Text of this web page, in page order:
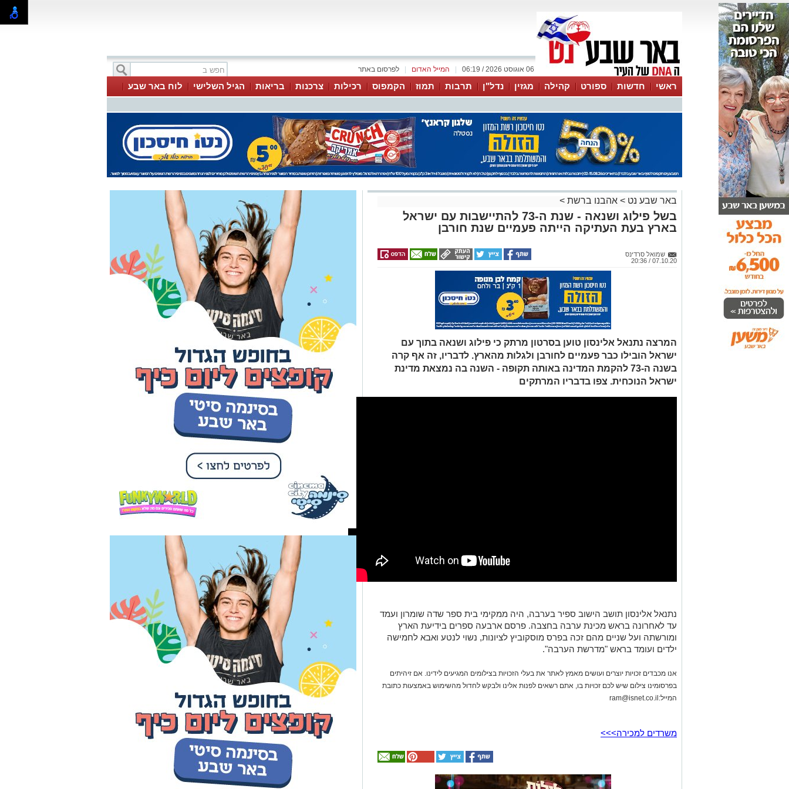
לפרסום באתר המייל האדום 06 אוגוסט 2026 / 06:19
ראשי חדשות ספורט קהילה מגזין נדל"ן תרבות תמוז הקמפוס רכילות צרכנות בריאות הגיל השלישי
לוח באר שבע
באר שבע נט > אהבנו ברשת >
בשל פילוג ושנאה - שנת ה-73 להתיישבות עם ישראל
בארץ בעת העתיקה הייתה פעמיים שנת חורבן
שמואל סרדינס
07.10.20 / 20:36
המרצה נתנאל אלינסון טוען בסרטון מרתק כי פילוג ושנאה בתוך עם
ישראל הובילו כבר פעמיים לחורבן ולגלות מהארץ. לדבריו, זה אף קרה
בשנה ה-73 להקמת המדינה באותה תקופה - השנה בה נמצאת מדינת
ישראל הנוכחית. צפו בדבריו המרתקים
נתנאל אלינסון תושב הישוב ספיר בערבה, היה ממקימי בית ספר שדה שומרון ועמד
עד לאחרונה בראש מכינת ערבה בחצבה. פרסם ארבעה ספרים בידיעת הארץ
ומורשתה ועל שניים מהם זכה בפרס מוסקוביץ לציונות, נשוי לנטע ואבא לחמישה
ילדים ועומד בראש "מדרשת הערבה".
אנו מכבדים זכויות יוצרים ועושים מאמץ לאתר את בעלי הזכויות בצילומים המגיעים לידינו. אם זיהיתים
בפרסומינו צילום שיש לכם זכויות בו, אתם רשאים לפנות אלינו ולבקש לחדול מהשימוש באמצעות כתובת
המייל: ram@isnet.co.il
משרדים למכירה>>>